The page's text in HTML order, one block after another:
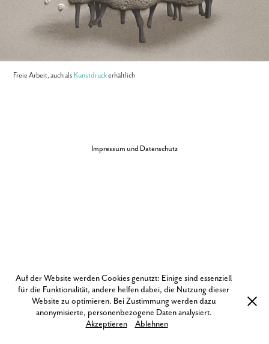
Freie Arbeit, auch als Kunstdruckerhältlich
Impressum und Datenschutz
Auf der Website werden Cookies genutzt: Einige sind essenziell
für die Funktionalität, andere helfen dabei, die Nutzung dieser
Website zu optimieren. Bei Zustimmung werden dazu
anonymisierte, personenbezogene Daten analysiert.
Akzeptieren
Ablehnen